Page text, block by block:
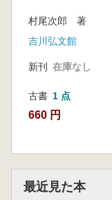
第五章 大安
『大安寺資
会における聖
視されたのか/
如意/布薩行
の大安寺Ⅱ/
村尾次郎 著
吉川弘文館
新刊 在庫なし
古書 1 点
660 円
最近見た本